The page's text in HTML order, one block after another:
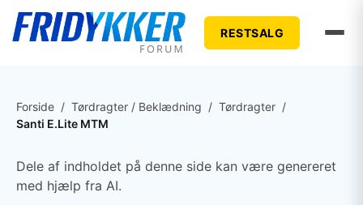
RESTSALG
Forside / Tørdragter / Beklædning / Tørdragter /
Santi E.Lite MTM
Dele af indholdet på denne side kan være genereret
med hjælp fra AI.